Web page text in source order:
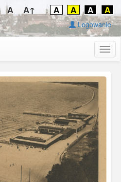
A A↑ A A A A
Logowanie